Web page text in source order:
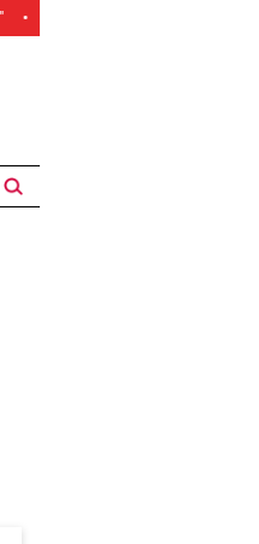
o razvodu od Mirčeta i